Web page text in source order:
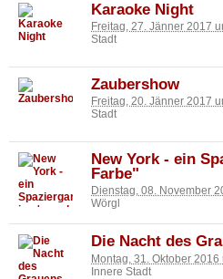
Karaoke Night
Freitag, 27. Jänner 2017
Stadt
Zaubershow
Freitag, 20. Jänner 2017
Stadt
New York - ein
Farbe"
Dienstag, 08. November
Wörgl
Die Nacht des
Montag, 31. Oktober 2016
Innere Stadt